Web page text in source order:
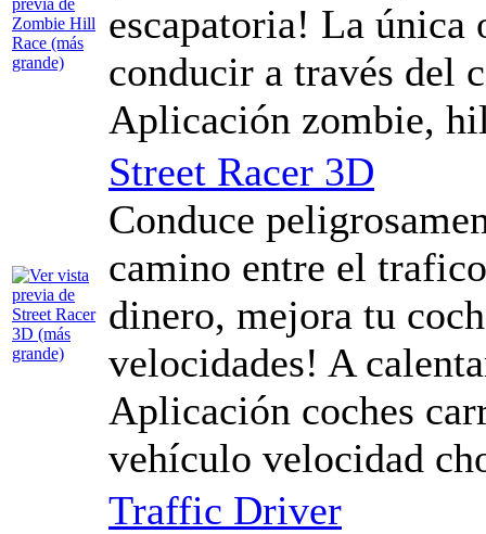
escapatoria! La única
conducir a través del
Aplicación zombie,
Street Racer 3D
Conduce
camino entre el
dinero, mejora tu
velocidades! A
Aplicación coches
vehículo velocidad
Traffic Driver